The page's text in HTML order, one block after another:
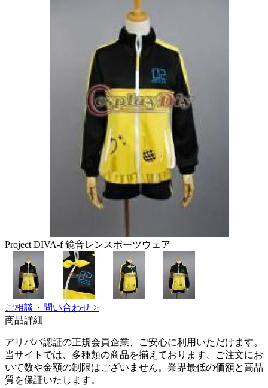
Project DIVA-f 鏡音レンスポーツウェア
ご相談・問い合わせ >
商品詳細
アリババ認証の正規会員企業、ご安心に利用いただけます。
当サイトでは、多種類の商品を揃えております、ご注文にお
いて数や金額の制限はございません。業界最低の価額と高品
質を保証いたします。